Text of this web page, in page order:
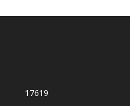
17619